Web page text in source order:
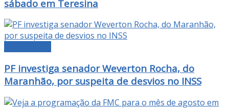
sábado em Teresina
PF investiga senador Weverton Rocha, do
Maranhão, por suspeita de desvios no INSS